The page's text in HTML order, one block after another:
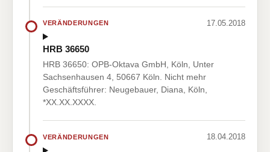
VERÄNDERUNGEN 17.05.2018
HRB 36650
HRB 36650: OPB-Oktava GmbH, Köln, Unter
Sachsenhausen 4, 50667 Köln. Nicht mehr
Geschäftsführer: Neugebauer, Diana, Köln,
*XX.XX.XXXX.
VERÄNDERUNGEN 18.04.2018